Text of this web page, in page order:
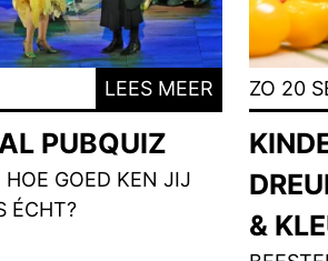
LEES MEER
PUBQUIZ
HOE GOED KEN JIJ
ÉCHT?
ZO 20
&